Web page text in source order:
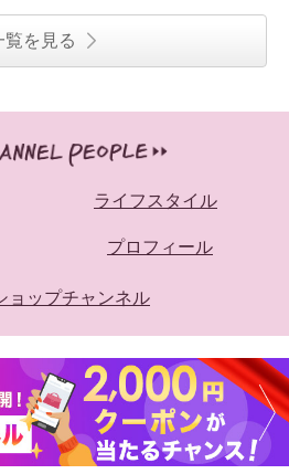
配
チェンジ Ｗ薬用 シワ改善＆美白
化粧水 リンクルホワイト ローシ
覧を見る
ライフスタイル
プロフィール
ョップチャンネル